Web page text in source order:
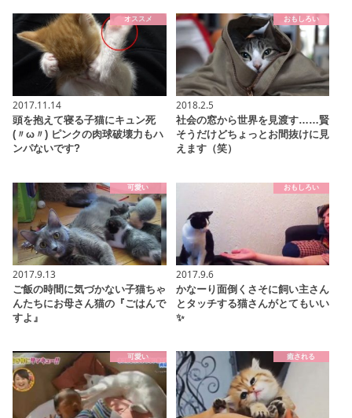
オススメ
2017.11.14
頭を抱えて寝る子猫にキュン死
(〃ω〃) ピンクの肉球破壊力もハ
ンパないです?
おもしろい
2018.2.5
社会の窓から世界を見渡す……賢
そうだけどちょっとお間抜けに見
えます（笑）
可愛い
2017.9.13
ご飯の時間に気づかない子猫ちゃ
んたちにお母さん猫の『ごはんで
すよ』
おもしろい
2017.9.6
かなーり面倒くさそに飼い主さん
とタッチする猫さんがとてもいい
✨
可愛い 癒される